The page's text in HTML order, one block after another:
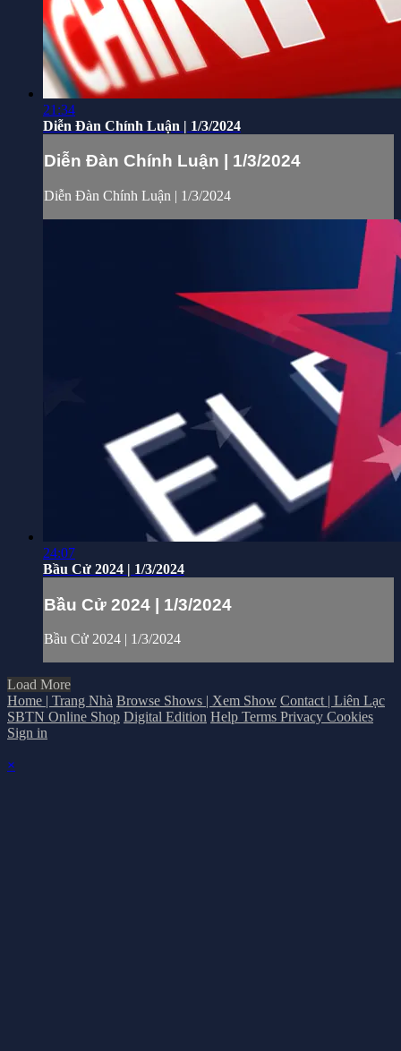
21:34
Diễn Đàn Chính Luận | 1/3/2024
Diễn Đàn Chính Luận | 1/3/2024
Diễn Đàn Chính Luận | 1/3/2024
24:07
Bầu Cử 2024 | 1/3/2024
Bầu Cử 2024 | 1/3/2024
Bầu Cử 2024 | 1/3/2024
Load More
Home | Trang Nhà Browse Shows | Xem Show Contact | Liên Lạc
SBTN Online Shop Digital Edition Help Terms Privacy Cookies
Sign in
×